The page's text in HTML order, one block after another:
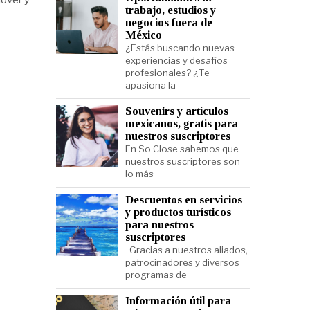
trabajo, estudios y
negocios fuera de
México
¿Estás buscando nuevas
experiencias y desafíos
profesionales? ¿Te
apasiona la
Souvenirs y artículos
mexicanos, gratis para
nuestros suscriptores
En So Close sabemos que
nuestros suscriptores son
lo más
Descuentos en servicios
y productos turísticos
para nuestros
suscriptores
Gracias a nuestros aliados,
patrocinadores y diversos
programas de
Información útil para